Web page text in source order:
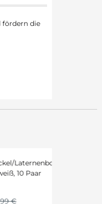
fördern die